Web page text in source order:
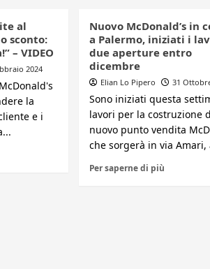
al
sconto:
– VIDEO
2024
la
e i
Nuovo McDonald’s in
a Palermo, iniziati i
due aperture entro
dicembre
Elian Lo Pipero 31
Sono iniziati questa
lavori per la costruzione
nuovo punto vendita
che sorgerà in via Amari,
Per saperne di più